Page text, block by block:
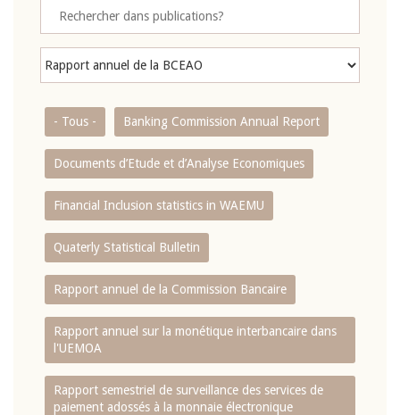
- Tous - Banking Commission Annual Report
Documents d’Etude et d’Analyse Economiques
Financial Inclusion statistics in WAEMU
Quaterly Statistical Bulletin
Rapport annuel de la Commission Bancaire
Rapport annuel sur la monétique interbancaire dans
l'UEMOA
Rapport semestriel de surveillance des services de
paiement adossés à la monnaie électronique